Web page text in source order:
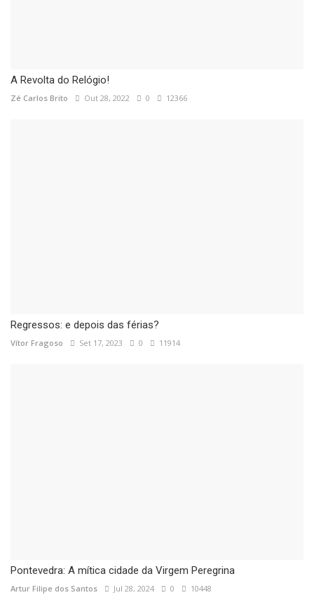
A Revolta do Relógio!
Zé Carlos Brito Out 28, 2022 0 12366
Regressos: e depois das férias?
Vítor Fragoso Set 17, 2023 0 11914
Pontevedra: A mítica cidade da Virgem Peregrina
Artur Filipe dos Santos Jul 28, 2024 0 10448